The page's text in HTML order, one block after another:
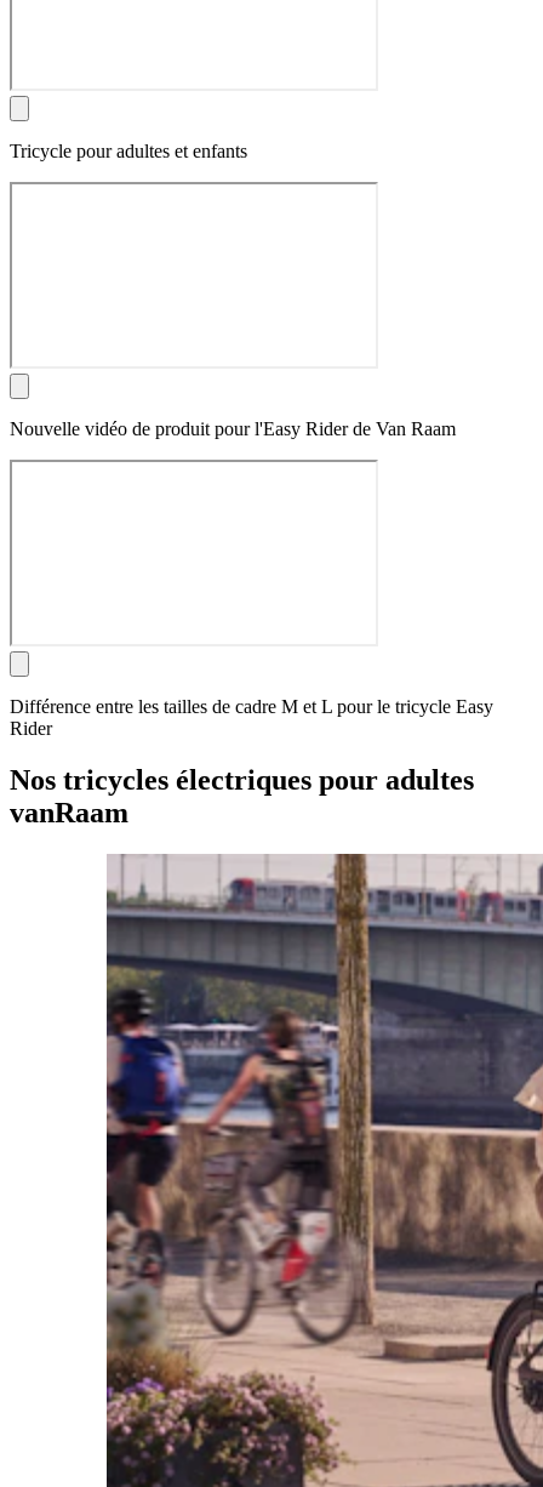
Tricycle pour adultes et enfants
Nouvelle vidéo de produit pour l'Easy Rider de Van Raam
Différence entre les tailles de cadre M et L pour le tricycle Easy
Rider
Nos tricycles électriques pour adultes
vanRaam